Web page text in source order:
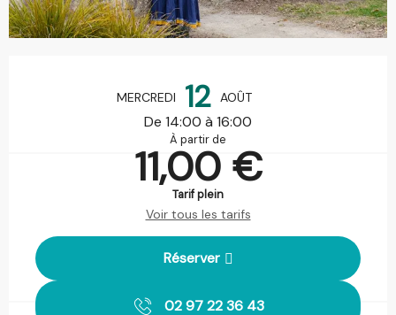
MERCREDI 12 AOÛT
De 14:00 à 16:00
À partir de
11,00 €
Tarif plein
Voir tous les tarifs
Réserver
02 97 22 36 43